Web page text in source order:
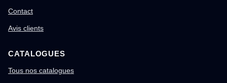
Contact
Avis clients
CATALOGUES
Tous nos catalogues